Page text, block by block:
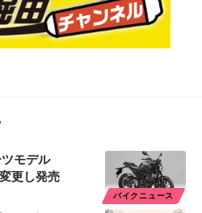
バイクニュース
ツモデル
更し発売